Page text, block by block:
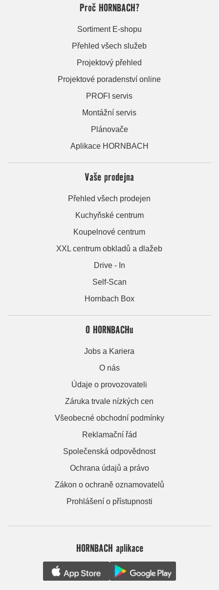
Proč HORNBACH?
Sortiment E-shopu
Přehled všech služeb
Projektový přehled
Projektové poradenství online
PROFI servis
Montážní servis
Plánovače
Aplikace HORNBACH
Vaše prodejna
Přehled všech prodejen
Kuchyňské centrum
Koupelnové centrum
XXL centrum obkladů a dlažeb
Drive - In
Self-Scan
Hornbach Box
O HORNBACHu
Jobs a Kariera
O nás
Údaje o provozovateli
Záruka trvale nízkých cen
Všeobecné obchodní podmínky
Reklamační řád
Společenská odpovědnost
Ochrana údajů a právo
Zákon o ochraně oznamovatelů
Prohlášení o přístupnosti
HORNBACH aplikace